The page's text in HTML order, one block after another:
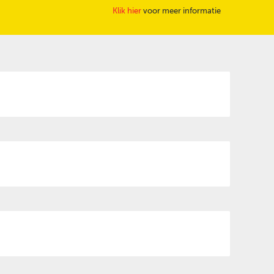
Klik hier voor meer informatie